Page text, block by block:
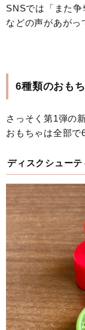
SNSでは「また争
などの声があがっ
6種類のおも
さっそく第1弾の
おもちゃは全部で
ディスクシュー